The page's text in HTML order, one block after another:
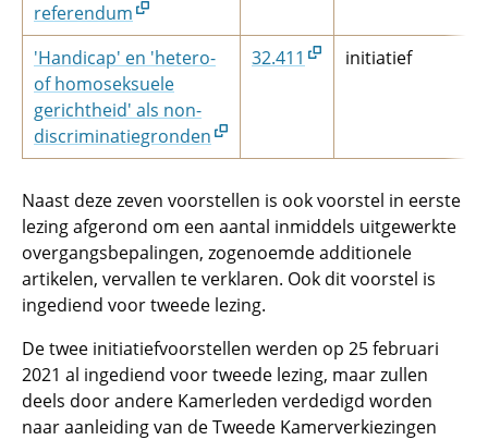
referendum
'Handicap' en 'hetero-
of homoseksuele
gerichtheid' als non-
discriminatiegronden
32.411 initiatief
Naast deze zeven voorstellen is ook voorstel in eerste
lezing afgerond om een aantal inmiddels uitgewerkte
overgangsbepalingen, zogenoemde additionele
artikelen, vervallen te verklaren. Ook dit voorstel is
ingediend voor tweede lezing.
De twee initiatiefvoorstellen werden op 25 februari
2021 al ingediend voor tweede lezing, maar zullen
deels door andere Kamerleden verdedigd worden
naar aanleiding van de Tweede Kamerverkiezingen